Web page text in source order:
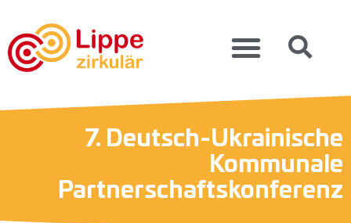
7. Deutsch-Ukrainische
Kommunale
Partnerschaftskonferenz